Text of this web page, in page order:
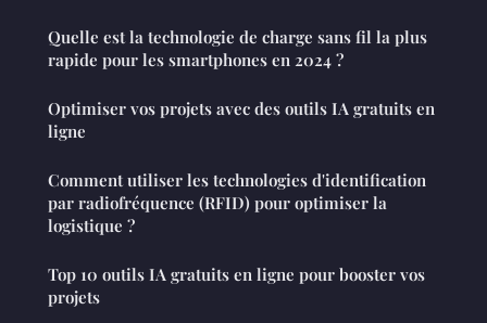
Quelle est la technologie de charge sans fil la plus
rapide pour les smartphones en 2024 ?
Optimiser vos projets avec des outils IA gratuits en
ligne
Comment utiliser les technologies d'identification
par radiofréquence (RFID) pour optimiser la
logistique ?
Top 10 outils IA gratuits en ligne pour booster vos
projets